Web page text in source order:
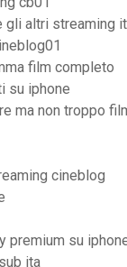
gli altri streaming
film completo
su iphone
ma non troppo
cineblog
premium su
ita